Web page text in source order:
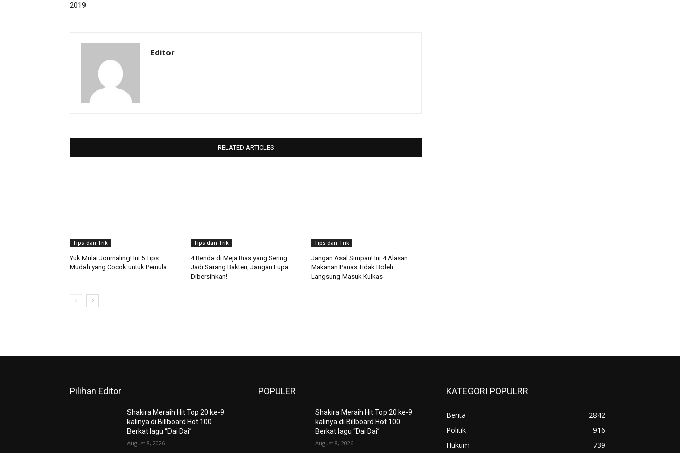
2019
Editor
RELATED ARTICLES
Tips dan Trik
Yuk Mulai Journaling! Ini 5 Tips
Mudah yang Cocok untuk Pemula
Tips dan Trik
4 Benda di Meja Rias yang Sering
Jadi Sarang Bakteri, Jangan Lupa
Dibersihkan!
Tips dan Trik
Jangan Asal Simpan! Ini 4 Alasan
Makanan Panas Tidak Boleh
Langsung Masuk Kulkas
Pilihan Editor
Shakira Meraih Hit Top 20 ke-9
kalinya di Billboard Hot 100
Berkat lagu “Dai Dai”
August 8, 2026
POPULER
Shakira Meraih Hit Top 20 ke-9
kalinya di Billboard Hot 100
Berkat lagu “Dai Dai”
August 8, 2026
KATEGORI POPULRR
Berita
2842
Politik
916
Hukum
739